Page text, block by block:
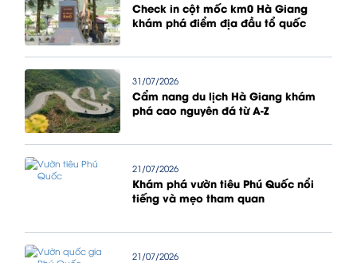
Check in cột mốc km0 Hà Giang
khám phá điểm địa đầu tổ quốc
31/07/2026
Cẩm nang du lịch Hà Giang khám
phá cao nguyên đá từ A-Z
21/07/2026
Khám phá vườn tiêu Phú Quốc nổi
tiếng và mẹo tham quan
21/07/2026